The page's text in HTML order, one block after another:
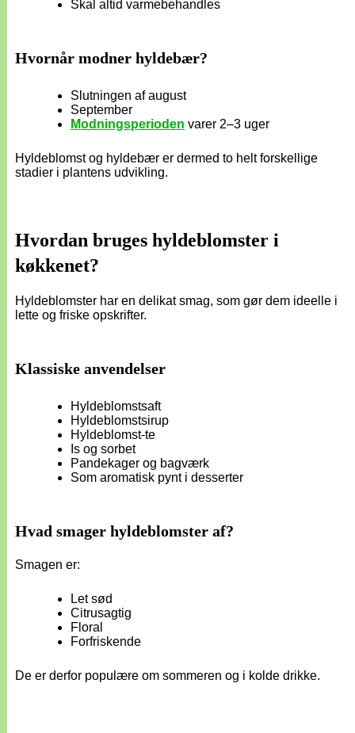
Skal altid varmebehandles
Hvornår modner hyldebær?
Slutningen af august
September
Modningsperioden varer 2–3 uger
Hyldeblomst og hyldebær er dermed to helt forskellige
stadier i plantens udvikling.
Hvordan bruges hyldeblomster i
køkkenet?
Hyldeblomster har en delikat smag, som gør dem ideelle i
lette og friske opskrifter.
Klassiske anvendelser
Hyldeblomstsaft
Hyldeblomstsirup
Hyldeblomst-te
Is og sorbet
Pandekager og bagværk
Som aromatisk pynt i desserter
Hvad smager hyldeblomster af?
Smagen er:
Let sød
Citrusagtig
Floral
Forfriskende
De er derfor populære om sommeren og i kolde drikke.